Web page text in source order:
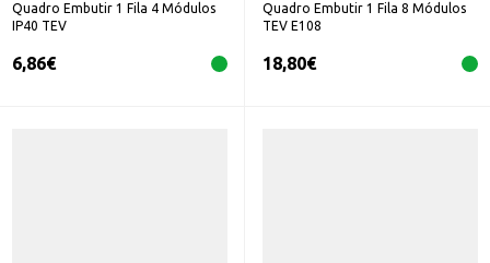
Quadro Embutir 1 Fila 4 Módulos
IP40 TEV
6,86€
Quadro Embutir 1 Fila 8 Módulos
TEV E108
18,80€